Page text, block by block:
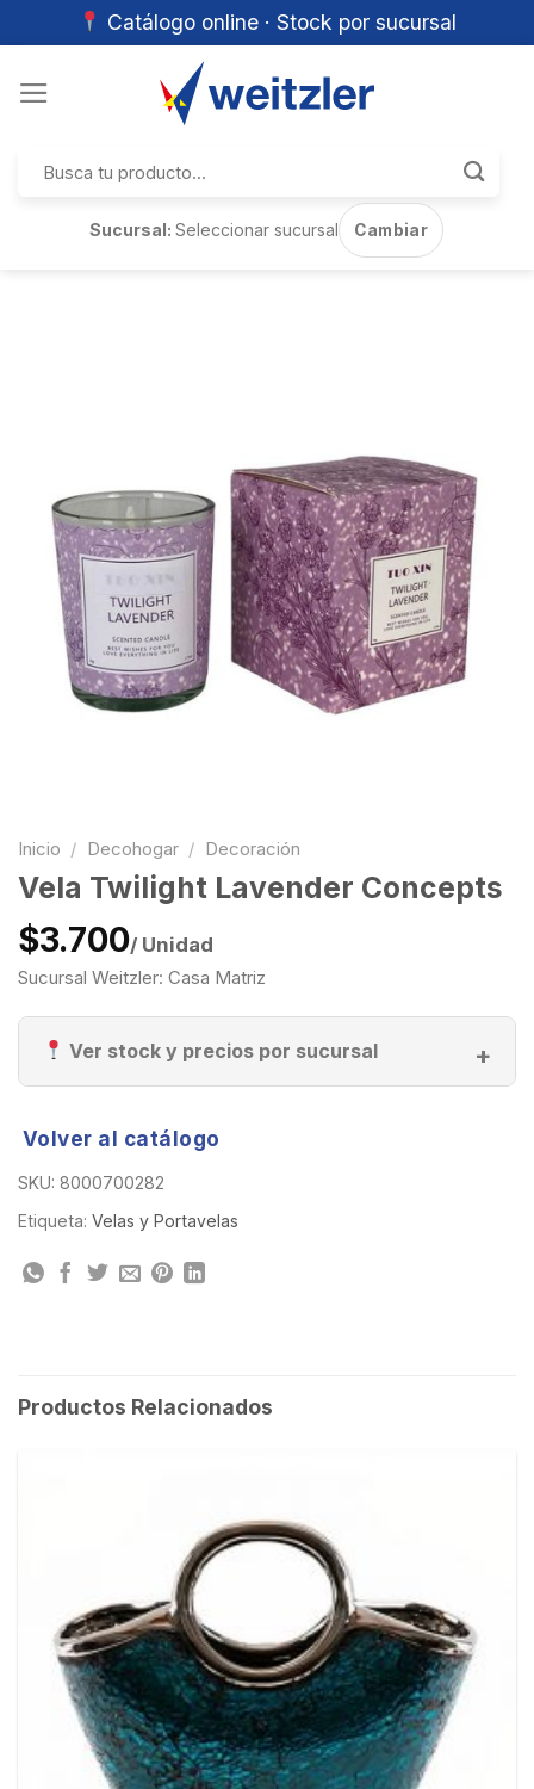
Catálogo online · Stock por sucursal
por:
Sucursal:Seleccionar sucursal Cambiar
Inicio / Decohogar / Decoración
Vela Twilight Lavender Concepts
$3.700/ Unidad
Sucursal Weitzler: Casa Matriz
Ver stock y precios por sucursal
Volver al catálogo
SKU: 8000700282
Etiqueta: Velas y Portavelas
Productos Relacionados